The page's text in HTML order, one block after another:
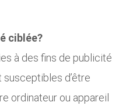
ciblée?
à des fins de publicité
d’être
ordinateur ou appareil